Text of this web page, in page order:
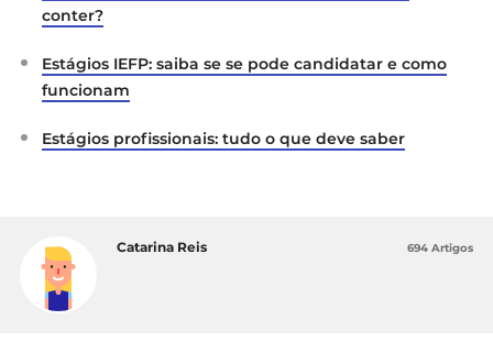
conter?
Estágios IEFP: saiba se se pode candidatar e como
funcionam
Estágios profissionais: tudo o que deve saber
Catarina Reis 694 Artigos